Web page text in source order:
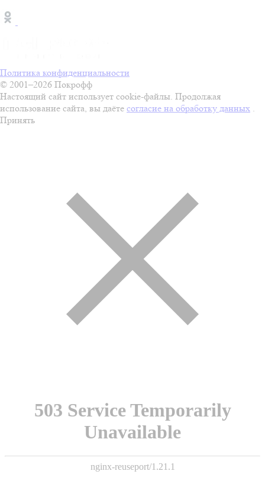
Политика конфиденциальности
© 2001–2026 Покрофф
Настоящий сайт использует cookie-файлы. Продолжая
использование сайта, вы даёте согласие на обработку данных .
Принять